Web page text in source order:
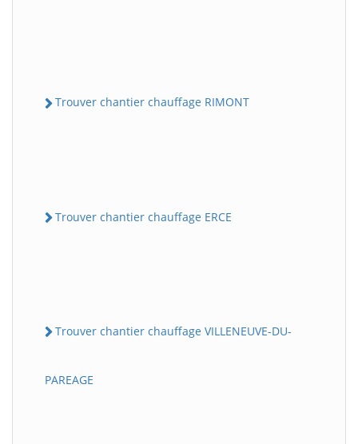
Trouver chantier chauffage RIMONT
Trouver chantier chauffage ERCE
Trouver chantier chauffage VILLENEUVE-DU-
PAREAGE